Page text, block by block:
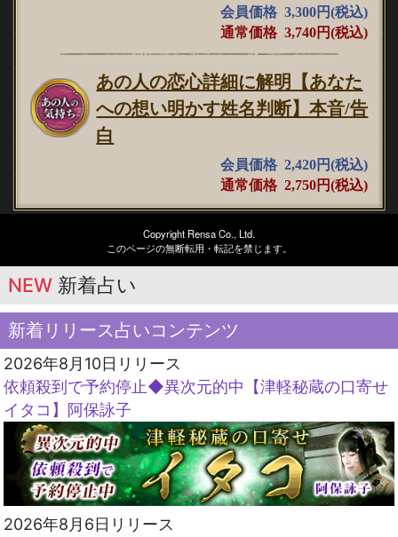
会員価格 3,300円(税込)
通常価格 3,740円(税込)
あの人の恋心詳細に解明【あなた
への想い明かす姓名判断】本音/告
白
会員価格 2,420円(税込)
通常価格 2,750円(税込)
Copyright Rensa Co., Ltd.
このページの無断転用・転記を禁じます。
NEW新着占い
新着リリース占いコンテンツ
2026年8月10日リリース
依頼殺到で予約停止◆異次元的中【津軽秘蔵の口寄せ
イタコ】阿保詠子
2026年8月6日リリース